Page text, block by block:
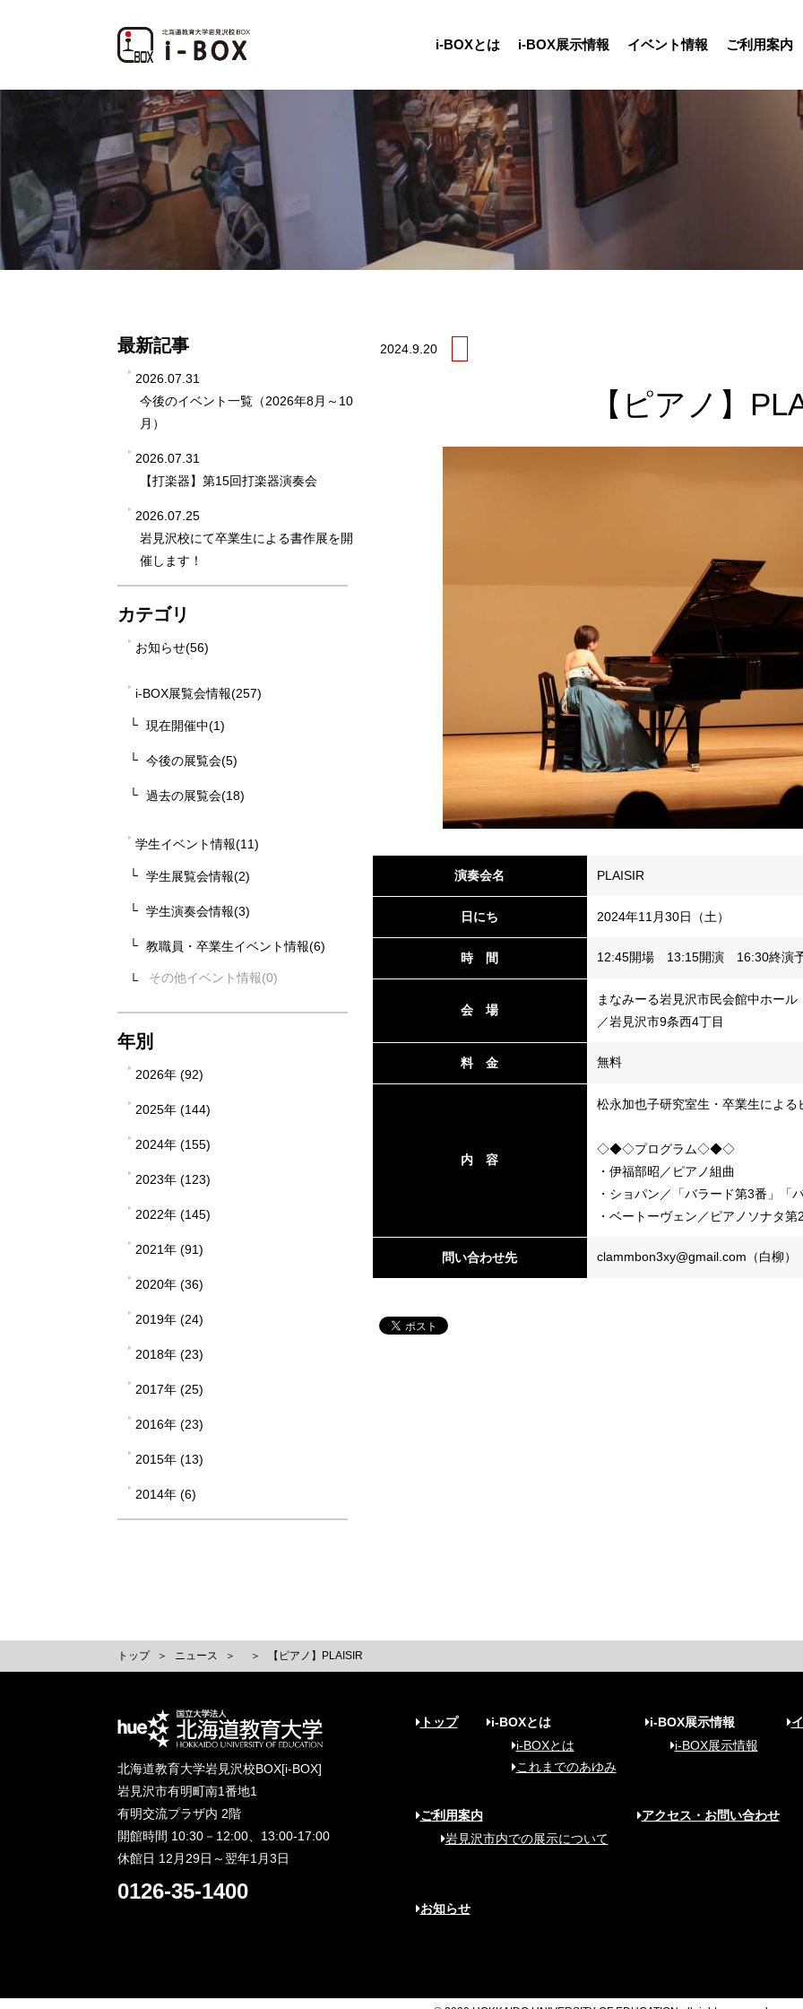
i-BOXとは i-BOX展示情報 イベント情報 ご利用案内
2024. 9.20
【ピアノ】
演奏会名 PLAISIR
日にち 2024年11月30日（土）
時 間 12:45開場 13:15開演 16:30終演
会 場
まなみーる岩見沢市民会館中ホール
／岩見沢市9条西4丁目
料 金 無料
内 容
松永加也子研究室生・卒業生による
◇◆◇プログラム◇◆◇
・伊福部昭／ピアノ組曲
・ショパン／「バラード第3番」「
・ベートーヴェン／ピアノソナタ
問い合わせ先 clammbon3xy@gmail.com（白柳）
最新記事
2026.07.31
今後のイベント一覧（2026年8月～10
月）
2026.07.31
【打楽器】第15回打楽器演奏会
2026.07.25
岩見沢校にて卒業生による書作展を開
催します！
カテゴリ
お知らせ(56)
i-BOX展覧会情報(257)
現在開催中(1)
今後の展覧会(5)
過去の展覧会(18)
学生イベント情報(11)
学生展覧会情報(2)
学生演奏会情報(3)
教職員・卒業生イベント情報(6)
その他イベント情報
年別
2026年 (92)
2025年 (144)
2024年 (155)
2023年 (123)
2022年 (145)
2021年 (91)
2020年 (36)
2019年 (24)
2018年 (23)
2017年 (25)
2016年 (23)
2015年 (13)
2014年 (6)
トップ ニュース 【ピアノ】PLAISIR
北海道教育大学岩見沢校BOX[i-BOX]
岩見沢市有明町南1番地1
有明交流プラザ内 2階
開館時間 10:30－12:00、13:00-17:00
休館日 12月29日～翌年1月3日
0126-35-1400
トップ
i-BOXとは
i-BOXとは
これまでのあゆみ
i-BOX展示情報
i-BOX展示情報
ご利用案内
岩見沢市内での展示について
アクセス・お問い合わせ
お知らせ